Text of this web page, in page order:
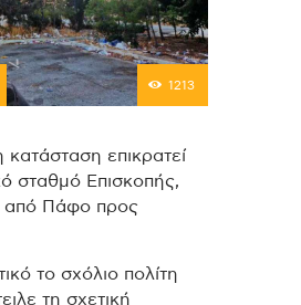
1213
επικρατεί
σταθμό Επισκοπής,
από Πάφο προς
το σχόλιο πολίτη
τη σχετική